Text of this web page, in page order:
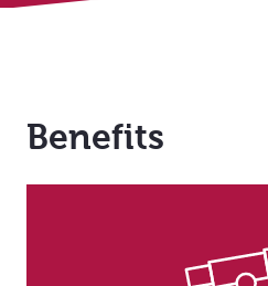
Benefits